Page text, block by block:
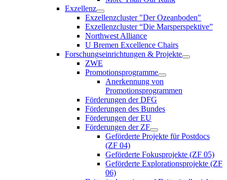
Exzellenz
Exzellenzcluster "Der Ozeanboden"
Exzellenzcluster “Die Marsperspektive”
Northwest Alliance
U Bremen Excellence Chairs
Forschungseinrichtungen & Projekte
ZWE
Promotionsprogramme
Anerkennung von
Promotionsprogrammen
Förderungen der DFG
Förderungen des Bundes
Förderungen der EU
Förderungen der ZF
Geförderte Projekte für Postdocs
(ZF 04)
Geförderte Fokusprojekte (ZF 05)
Geförderte Explorationsprojekte (ZF
06)